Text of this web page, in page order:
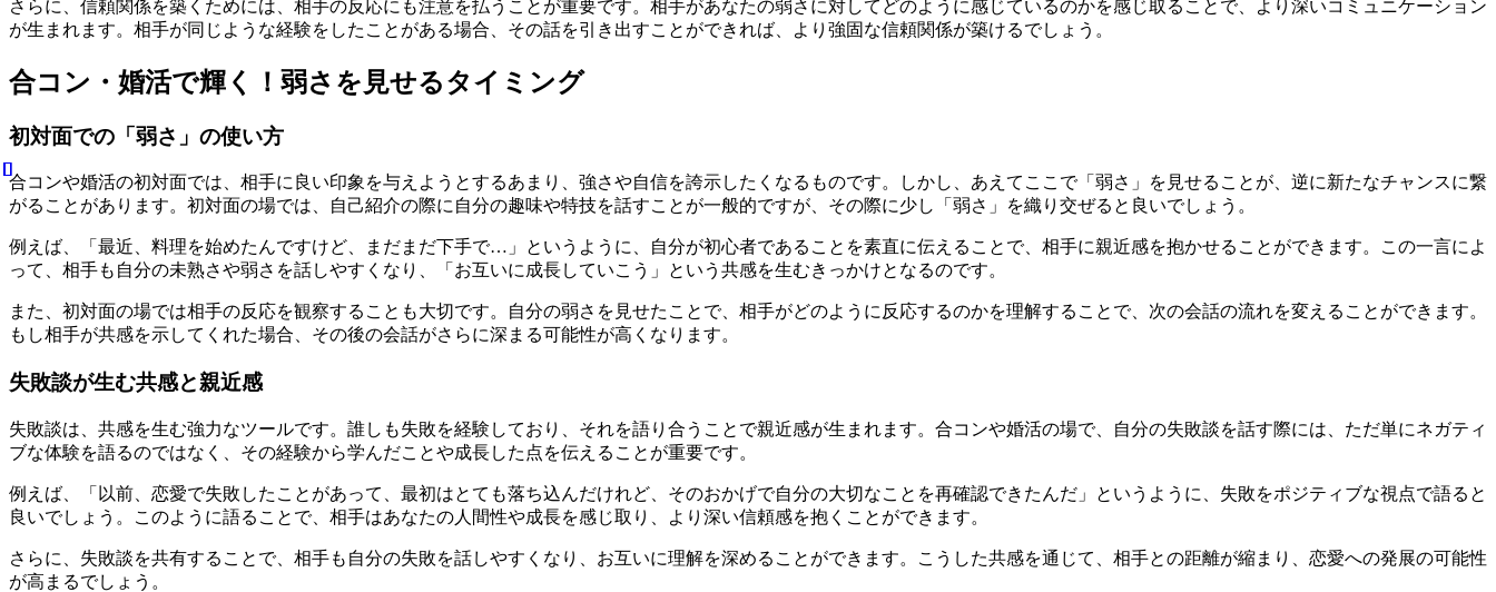
さらに、信頼関係を築くためには、相手の反応にも注意を払うことが重要です。相手があなたの弱さに対してどのように感じているのかを感じ取ることで、より深いコミュニケーション
が生まれます。相手が同じような経験をしたことがある場合、その話を引き出すことができれば、より強固な信頼関係が築けるでしょう。
合コン・婚活で輝く！弱さを見せるタイミング
初対面での「弱さ」の使い方
合コンや婚活の初対面では、相手に良い印象を与えようとするあまり、強さや自信を誇示したくなるものです。しかし、あえてここで「弱さ」を見せることが、逆に新たなチャンスに繋
がることがあります。初対面の場では、自己紹介の際に自分の趣味や特技を話すことが一般的ですが、その際に少し「弱さ」を織り交ぜると良いでしょう。
例えば、「最近、料理を始めたんですけど、まだまだ下手で…」というように、自分が初心者であることを素直に伝えることで、相手に親近感を抱かせることができます。この一言によ
って、相手も自分の未熟さや弱さを話しやすくなり、「お互いに成長していこう」という共感を生むきっかけとなるのです。
また、初対面の場では相手の反応を観察することも大切です。自分の弱さを見せたことで、相手がどのように反応するのかを理解することで、次の会話の流れを変えることができます。
もし相手が共感を示してくれた場合、その後の会話がさらに深まる可能性が高くなります。
失敗談が生む共感と親近感
失敗談は、共感を生む強力なツールです。誰しも失敗を経験しており、それを語り合うことで親近感が生まれます。合コンや婚活の場で、自分の失敗談を話す際には、ただ単にネガティ
ブな体験を語るのではなく、その経験から学んだことや成長した点を伝えることが重要です。
例えば、「以前、恋愛で失敗したことがあって、最初はとても落ち込んだけれど、そのおかげで自分の大切なことを再確認できたんだ」というように、失敗をポジティブな視点で語ると
良いでしょう。このように語ることで、相手はあなたの人間性や成長を感じ取り、より深い信頼感を抱くことができます。
さらに、失敗談を共有することで、相手も自分の失敗を話しやすくなり、お互いに理解を深めることができます。こうした共感を通じて、相手との距離が縮まり、恋愛への発展の可能性
が高まるでしょう。